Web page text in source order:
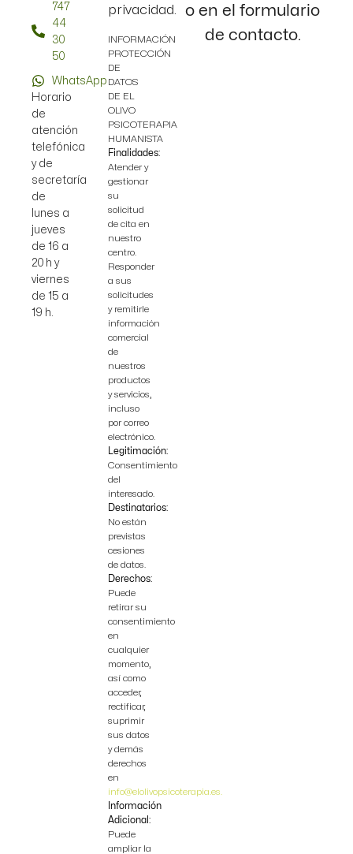
o en el formulario
de contacto.
747
44
30
50
WhatsApp
Horario
de
atención
telefónica
y de
secretaría
de
lunes a
jueves
de 16 a
20 h y
viernes
de 15 a
19 h.
privacidad.
INFORMACIÓN
PROTECCIÓN
DE
DATOS
DE EL
OLIVO
PSICOTERAPIA
HUMANISTA
Finalidades:
Atender y
gestionar
su
solicitud
de cita en
nuestro
centro.
Responder
a sus
solicitudes
y remitirle
información
comercial
de
nuestros
productos
y servicios,
incluso
por correo
electrónico.
Legitimación:
Consentimiento
del
interesado.
Destinatarios:
No están
previstas
cesiones
de datos.
Derechos:
Puede
retirar su
consentimiento
en
cualquier
momento,
así como
acceder,
rectificar,
suprimir
sus datos
y demás
derechos
en
info@elolivopsicoterapia.es.
Información
Adicional:
Puede
ampliar la